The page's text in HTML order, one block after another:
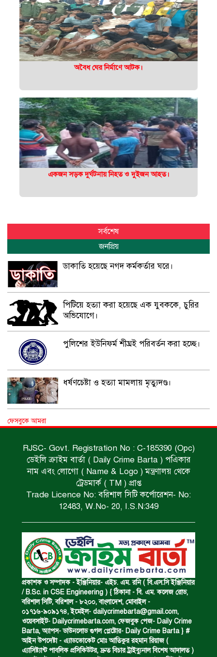
অবৈধ ঘের নির্মাণে আটক।
একজন সড়ক দুর্ঘটনায় নিহত ও দুইজন আহত।
সর্বশেষ
জনপ্রিয়
ডাকাতি হয়েছে নগদ কর্মকর্তার ঘরে।
পিটিয়ে হত্যা করা হয়েছে এক যুবককে, চুরির
অভিযোগে।
পুলিশের ইউনিফর্ম শীঘ্রই পরিবর্তন করা হচ্ছে।
ধর্ষণচেষ্টা ও হত্যা মামলায় মৃত্যুদণ্ড।
সড়ক দুর্ঘটনায় বাসচাপায় মৃত্যুর ঘটনা।
বিজিবি’র অভিযানে ইয়াবা জব্দ।
অপহৃত রোহিঙ্গা উদ্ধার।
পানিতে ডুবে এক ছাত্রের মৃত্যু।
ঝুলন্ত মরদেহ উদ্ধার।
অবৈধ ঘের নির্মাণে আটক।
ফেসবুকে আমরা
RJSC- Govt. Registration No : C-185390 (Opc)
ডেইলি ক্রাইম বার্তা ( Daily Crime Barta ) পএিকার
নাম এবং লোগো ( Name & Logo ) মন্ত্রণালয় থেকে
ট্রেডমার্ক ( TM ) প্রাপ্ত
Trade Licence No: বরিশাল সিটি কর্পোরেশন- No:
12483, W.No- 20, I.S.N:349
প্রকাশক ও সম্পাদক - ইঞ্জিনিয়ার- এইচ. এম. রনি ( বি.এস.সি ইঞ্জিনিয়ার
/ B.Sc. in CSE Engineering ) { ঠিকানা - বি. এম. কলেজ রোড,
বরিশাল সিটি, বরিশাল - ৮২০০, বাংলাদেশ, মোবাইল -
০১৭১৬-৯০৯১৭৪, ইমেইল- dailycrimebarta@gmail.com,
ওয়েবসাইট- Dailycrimebarta.com, ফেজবুক পেজ- Daily Crime
Barta, অ‍্যাপস- ডাউনলোড গুগল প্লেষ্টোর- Daily Crime Barta } #
আইন উপদেষ্টা - এ্যাডভোকেট মোঃ আতিকুর রহমান রিয়াজ (
এ‍্যাসিষ্ট‍্যান্ট পাবলিক প্রসিকিউটর, দ্রুত বিচার ট্রাইব্যুনাল বিশেষ আদালত )